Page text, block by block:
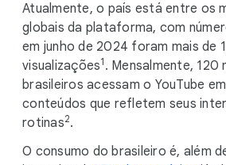
Atualmente, o país está entre os
globais da plataforma, com
em junho de 2024 foram mais de
visualizações1 . Mensalmente, 120
brasileiros acessam o YouTube
conteúdos que refletem seus
rotinas2.
O consumo do brasileiro é, além